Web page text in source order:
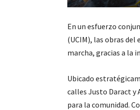
En un esfuerzo
(UCIM), las obras
marcha, gracias a la
Ubicado
calles Justo Daract y
para la comunidad.